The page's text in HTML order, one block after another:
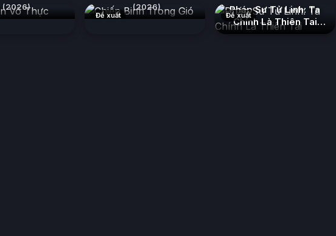
(2026)
Đề xuất
(2026)
Đề xuất
Pháp Sư Tử Linh: Ta
Chính Là Thiên Tai
(2026)